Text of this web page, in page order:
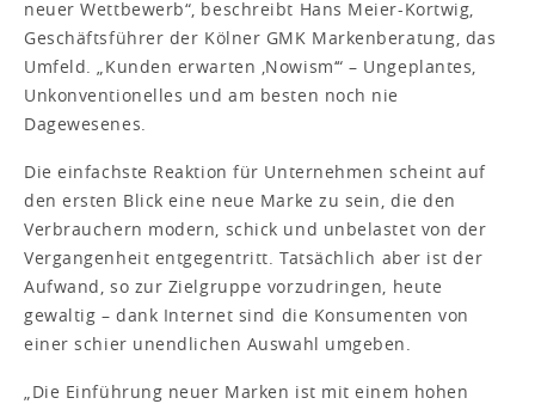
neuer Wettbewerb“, beschreibt Hans Meier-Kortwig,
Geschäftsführer der Kölner GMK Markenberatung, das
Umfeld. „Kunden erwarten ‚Nowism‘“ – Ungeplantes,
Unkonventionelles und am besten noch nie
Dagewesenes.
Die einfachste Reaktion für Unternehmen scheint auf
den ersten Blick eine neue Marke zu sein, die den
Verbrauchern modern, schick und unbelastet von der
Vergangenheit entgegentritt. Tatsächlich aber ist der
Aufwand, so zur Zielgruppe vorzudringen, heute
gewaltig – dank Internet sind die Konsumenten von
einer schier unendlichen Auswahl umgeben.
„Die Einführung neuer Marken ist mit einem hohen